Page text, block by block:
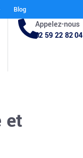
Blog
Appelez-nous
02 59 22 82 04
et